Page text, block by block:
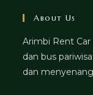
About Us
Arimbi Rent
dan bus
dan